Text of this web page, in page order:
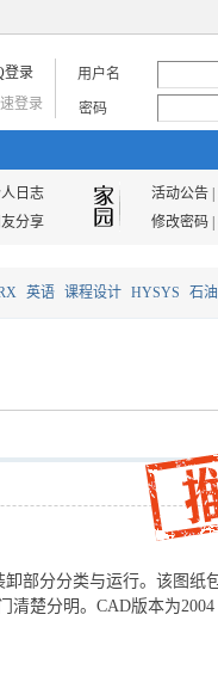
用户名
密码
登录
日志 活动公告|
友分享 修改密码|
英语 课程设计 HYSYS 石
部分分类与运行。该图纸
清楚分明。CAD版本为2004